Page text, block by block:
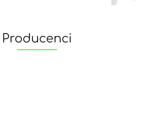
Producenci